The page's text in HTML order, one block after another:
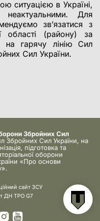
ситуацією в Україні,
Для
зв’язатися з
області (району) за
на гарячу лінію Сил
Сил України.
Збройних Сил
Збройних Сил України, на
підготовка та
оборони
«Про основи
сайт ЗСУ
ДН ТРО G7